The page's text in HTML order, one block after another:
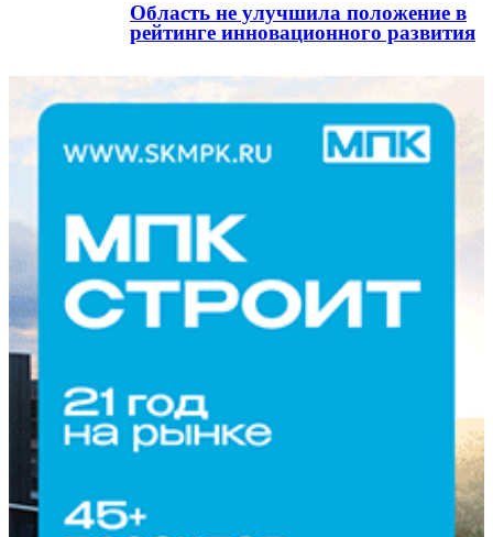
Область не улучшила положение в
рейтинге инновационного развития